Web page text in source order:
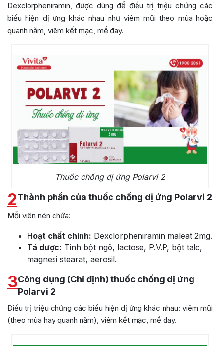
Dexclorpheniramin, được dùng để điều trị triệu chứng các
biểu hiện dị ứng khác nhau như viêm mũi theo mùa hoặc
quanh năm, viêm kết mạc, mề đay.
Thuốc chống dị ứng Polarvi 2
2Thành phần của thuốc chống dị ứng Polarvi 2
Mỗi viên nén chứa:
Hoạt chất chính: Dexclorpheniramin maleat 2mg.
Tá dược: Tinh bột ngô, lactose, P.V.P, bột talc,
magnesi stearat, aerosil.
3Công dụng (Chỉ định) thuốc chống dị ứng
Polarvi 2
Điều trị triệu chứng các biểu hiện dị ứng khác nhau: viêm mũi
(theo mùa hay quanh năm), viêm kết mạc, mề đay.